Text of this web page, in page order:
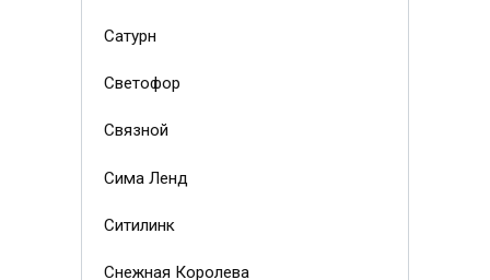
Сатурн
Светофор
Связной
Сима Ленд
Ситилинк
Снежная Королева